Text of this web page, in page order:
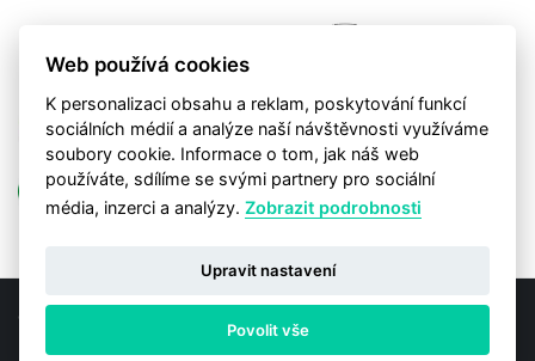
© Copyright 2020. Grafický a obsahový návrh -
Web používá cookies
K personalizaci obsahu a reklam, poskytování funkcí
sociálních médií a analýze naší návštěvnosti využíváme
soubory cookie. Informace o tom, jak náš web
používáte, sdílíme se svými partnery pro sociální
média, inzerci a analýzy.Zobrazit podrobnosti
Upravit nastavení
Povolit vše